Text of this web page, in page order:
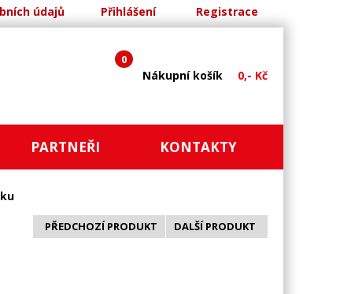
údajů Přihlášení Registrace
Nákupní košík 0,- Kč
0
PARTNEŘI KONTAKTY
DALŠÍ PRODUKT
PŘEDCHOZÍ PRODUKT